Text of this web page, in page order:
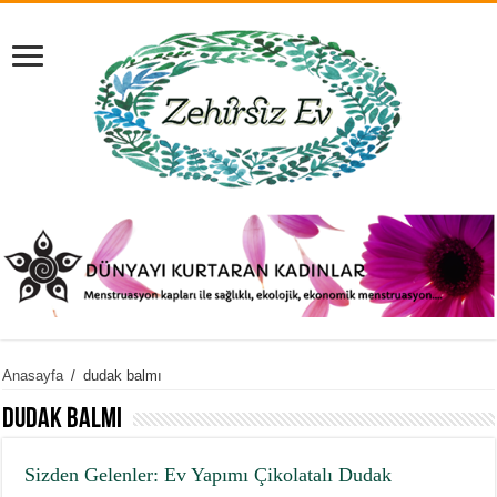
Anasayfa / dudak balmı
dudak balmı
Sizden Gelenler: Ev Yapımı Çikolatalı Dudak